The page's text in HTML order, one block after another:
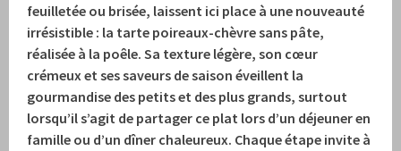
feuilletée ou brisée, laissent ici place à une nouveauté
irrésistible : la tarte poireaux-chèvre sans pâte,
réalisée à la poêle. Sa texture légère, son cœur
crémeux et ses saveurs de saison éveillent la
gourmandise des petits et des plus grands, surtout
lorsqu’il s’agit de partager ce plat lors d’un déjeuner en
famille ou d’un dîner chaleureux. Chaque étape invite à